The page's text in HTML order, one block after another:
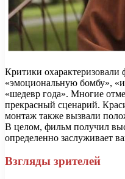
Критики охарактеризовали
«эмоциональную бомбу»,
«шедевр года». Многие
прекрасный сценарий.
монтаж также вызвали
В целом, фильм получил
определенно заслуживает
Взгляды зрителей